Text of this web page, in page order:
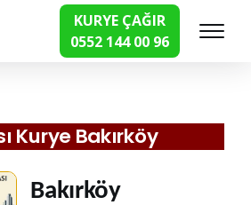
KURYE ÇAĞIR
0552 144 00 96
Kurye Hizmetleri
Kurye Bakırköy
Bakırköy